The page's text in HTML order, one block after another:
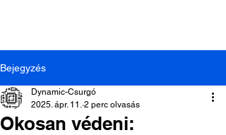
Bejegyzés
Okosan védeni:
Dynamic-Csurgó
2025. ápr. 11. 2 perc olvasás